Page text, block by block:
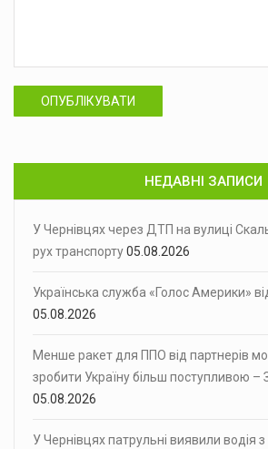
ОПУБЛІКУВАТИ
НЕДАВНІ ЗАПИСИ
У Чернівцях через ДТП на вулиці
рух транспорту05.08.2026
Українська служба «Голос Америки»
05.08.2026
Менше ракет для ППО від партнерів
зробити Україну більш поступливою –
05.08.2026
У Чернівцях патрульні виявили водія